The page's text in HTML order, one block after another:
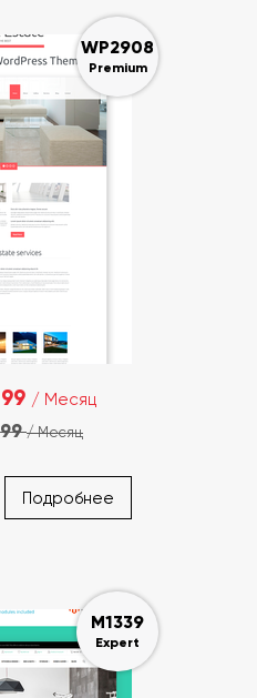
WP2908
Premium
99 / Месяц
99/ Месяц
Подробнее
M1339
Expert